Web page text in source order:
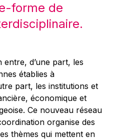
Marty
forme de
entre, d’une part, les
établies à
part, les institutions et
économique et
Ce nouveau réseau
organise des
thèmes qui mettent en